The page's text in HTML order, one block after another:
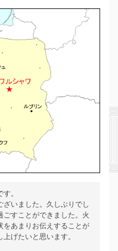
す。
いました。久しぶりでし
すことができました。火
をあまりお伝えすることが
上げたいと思います。